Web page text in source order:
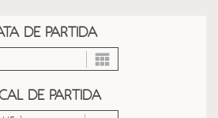
DE PARTIDA
DE PARTIDA